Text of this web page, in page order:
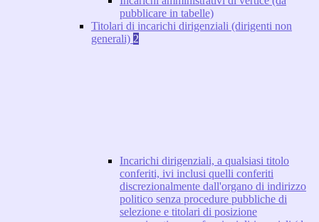
pubblicare in tabelle)
Titolari di incarichi dirigenziali (dirigenti non
generali) 2
Incarichi dirigenziali, a qualsiasi titolo
conferiti, ivi inclusi quelli conferiti
discrezionalmente dall'organo di indirizzo
politico senza procedure pubbliche di
selezione e titolari di posizione